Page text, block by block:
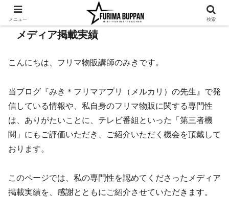
メディア掲載実績
こんにちは、フリマ物販講師のみきです。
当ブログ『みき＊フリマアプリ（メルカリ）の先生』で発
信している情報や、私自身のフリマ物販に関する専門性
は、ありがたいことに、テレビ番組といった「第三者機
関」にもご評価いただき、ご紹介いただく機会を頂戴して
おります。
このページでは、私の専門性を認めてくださったメディア
掲載実績を、感謝とともにご紹介させていただきます。
メニュー 検索